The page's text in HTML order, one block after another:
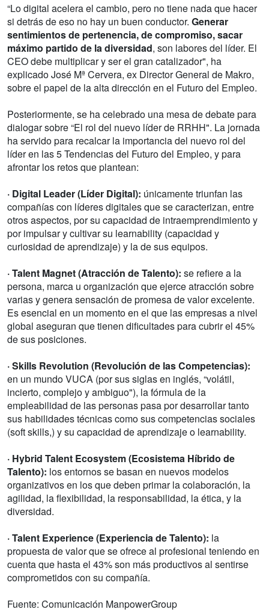
“Lo digital acelera el cambio, pero no tiene nada que hacer
si detrás de eso no hay un buen conductor. Generar
sentimientos de pertenencia, de compromiso, sacar
máximo partido de la diversidad, son labores del líder. El
CEO debe multiplicar y ser el gran catalizador", ha
explicado José Mª Cervera, ex Director General de Makro,
sobre el papel de la alta dirección en el Futuro del Empleo.
Posteriormente, se ha celebrado una mesa de debate para
dialogar sobre “El rol del nuevo líder de RRHH". La jornada
ha servido para recalcar la importancia del nuevo rol del
líder en las 5 Tendencias del Futuro del Empleo, y para
afrontar los retos que plantean:
· Digital Leader (Líder Digital): únicamente triunfan las
compañías con líderes digitales que se caracterizan, entre
otros aspectos, por su capacidad de intraemprendimiento y
por impulsar y cultivar su learnability (capacidad y
curiosidad de aprendizaje) y la de sus equipos.
· Talent Magnet (Atracción de Talento): se refiere a la
persona, marca u organización que ejerce atracción sobre
varias y genera sensación de promesa de valor excelente.
Es esencial en un momento en el que las empresas a nivel
global aseguran que tienen dificultades para cubrir el 45%
de sus posiciones.
· Skills Revolution (Revolución de las Competencias):
en un mundo VUCA (por sus siglas en inglés, “volátil,
incierto, complejo y ambiguo"), la fórmula de la
empleabilidad de las personas pasa por desarrollar tanto
sus habilidades técnicas como sus competencias sociales
(soft skills,) y su capacidad de aprendizaje o learnability.
· Hybrid Talent Ecosystem (Ecosistema Híbrido de
Talento): los entornos se basan en nuevos modelos
organizativos en los que deben primar la colaboración, la
agilidad, la flexibilidad, la responsabilidad, la ética, y la
diversidad.
· Talent Experience (Experiencia de Talento): la
propuesta de valor que se ofrece al profesional teniendo en
cuenta que hasta el 43% son más productivos al sentirse
comprometidos con su compañía.
Fuente: Comunicación ManpowerGroup